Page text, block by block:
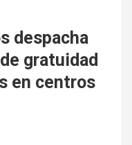
despacha
gratuidad
en centros